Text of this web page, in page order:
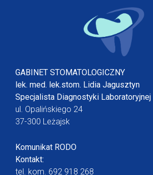
GABINET STOMATOLOGICZNY
lek. med. lek.stom. Lidia Jagusztyn
Specjalista Diagnostyki Laboratoryjnej
ul. Opalińskiego 24
37-300 Leżajsk
Komunikat RODO
Kontakt:
tel. kom. 692 918 268